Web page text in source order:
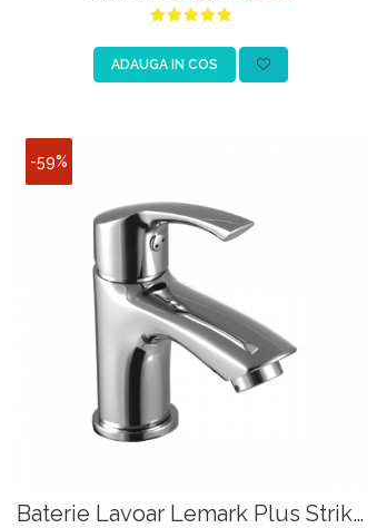
ADAUGA IN COS
-59%
Baterie Lavoar Lemark Plus Strike